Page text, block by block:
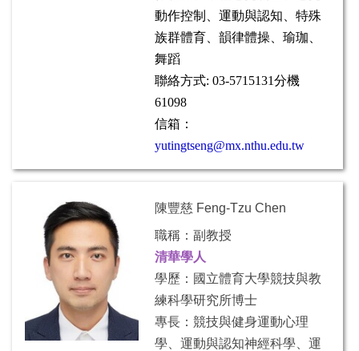
動作控制、運動與認知、特殊
族群體育、韻律體操、瑜珈、
舞蹈
聯絡方式: 03-5715131分機
61098
信箱：
yutingtseng@mx.nthu.edu.tw
陳豐慈 Feng-Tzu Chen
職稱：副教授
清華學人
學歷： 國立體育大學競技與教
練科學研究所博士
專長：競技與健身運動心理
學、運動與認知神經科學、運